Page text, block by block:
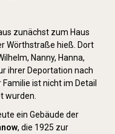
zunächst zum Haus
Wörthstraße hieß. Dort
Nanny, Hanna,
ihrer Deportation nach
Familie ist nicht im Detail
wurden.
ein Gebäude der
, die 1925 zur